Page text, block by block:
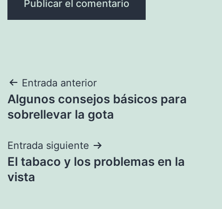
Navegación
de
Entrada anterior
Algunos consejos básicos para
sobrellevar la gota
Entrada siguiente
El tabaco y los problemas en la
vista